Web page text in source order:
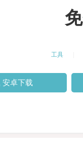
工具
安卓下载